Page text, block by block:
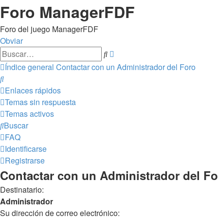
Foro ManagerFDF
Foro del juego ManagerFDF
Obviar
Buscar
avanzada
Índice general Contactar con un Administrador del Foro
Buscar
Enlaces rápidos
Temas sin respuesta
Temas activos
Buscar
FAQ
Identificarse
Registrarse
Contactar con un Administrador del
Destinatario:
Administrador
Su dirección de correo electrónico: